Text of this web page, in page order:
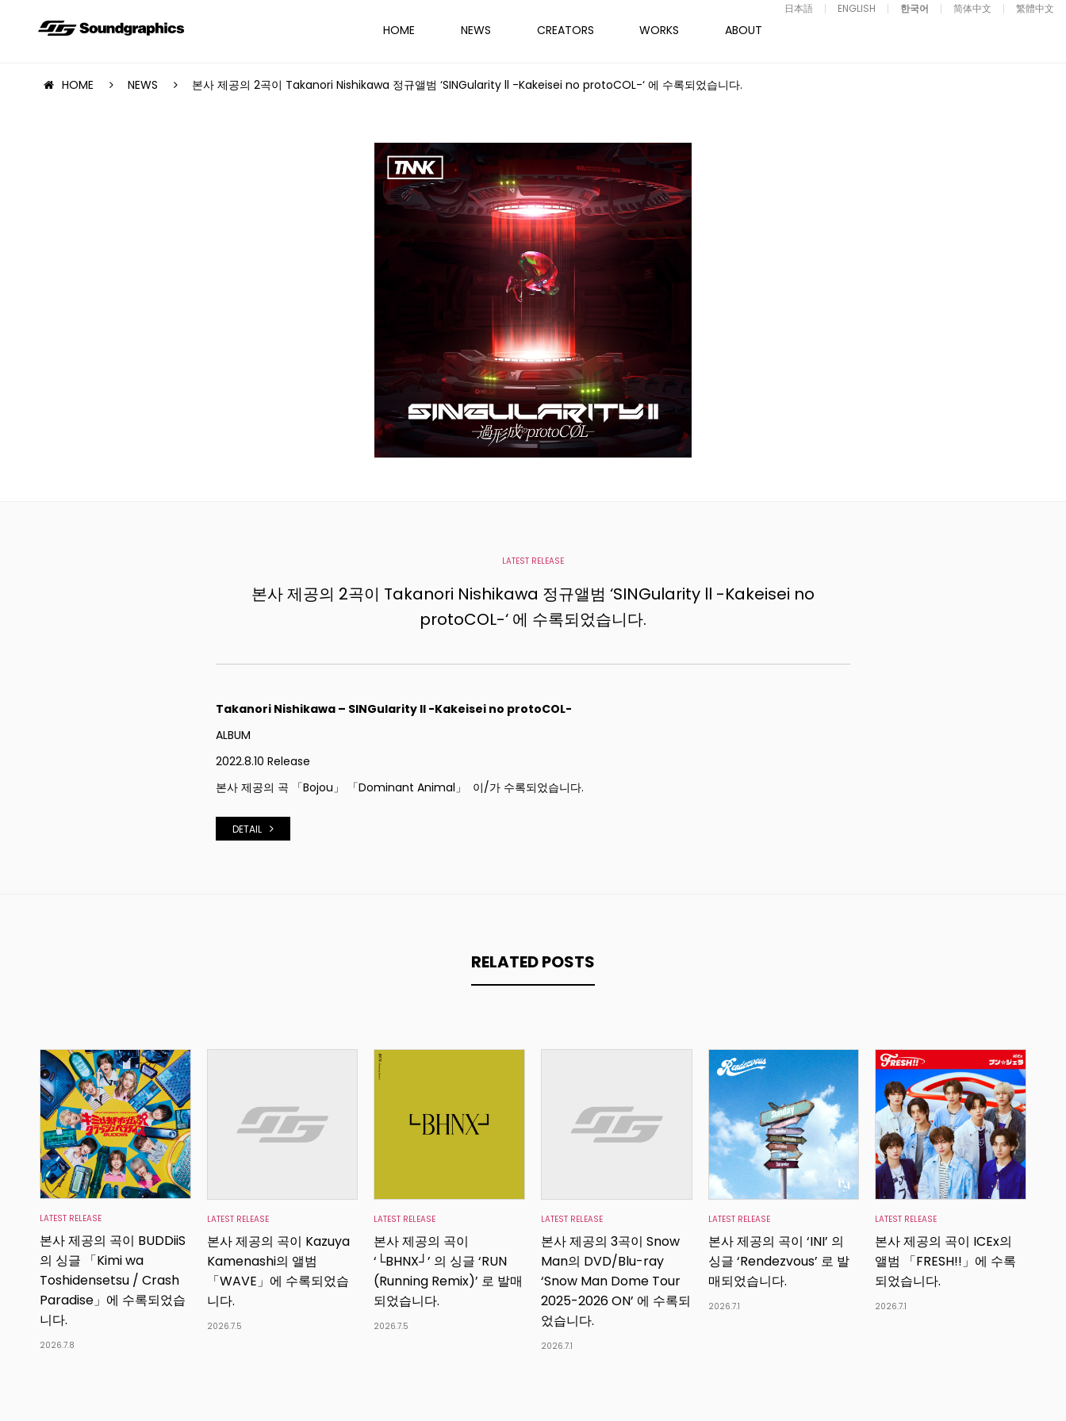
HOME NEWS CREATORS WORKS ABOUT
ENGLISH
日本語 한국어 简体中文 繁體中文
HOME NEWS 본사 제공의 2곡이 Takanori Nishikawa 정규앨범 ‘SINGularity ll -Kakeisei no protoCOL-‘ 에 수록되었습니다.
LATEST RELEASE
본사 제공의 2곡이 Takanori Nishikawa 정규앨범 ‘SINGularity ll -Kakeisei no
protoCOL-‘ 에 수록되었습니다.
Takanori Nishikawa – SINGularity ll -Kakeisei no protoCOL-
ALBUM
2022.8.10 Release
본사 제공의 곡 「Bojou 」 「Dominant Animal 」 이/가 수록되었습니다.
DETAIL
RELATED POSTS
LATEST RELEASE
본사 제공의 곡이 BUDDiiS
의 싱글 「Kimi wa
Toshidensetsu / Crash
Paradise」에 수록되었습
니다.
2026.7.8
LATEST RELEASE
본사 제공의 곡이 Kazuya
Kamenashi의 앨범
「WAVE」에 수록되었습
니다.
2026.7.5
LATEST RELEASE
본사 제공의 곡이
‘└BHNX┘’ 의 싱글 ‘RUN
(Running Remix)’ 로 발매
되었습니다.
2026.7.5
LATEST RELEASE
본사 제공의 3곡이 Snow
Man의 DVD/Blu-ray
‘Snow Man Dome Tour
2025-2026 ON’ 에 수록되
었습니다.
2026.7.1
LATEST RELEASE
본사 제공의 곡이 ‘INI’ 의
싱글 ‘Rendezvous’ 로 발
매되었습니다.
2026.7.1
LATEST RELEASE
본사 제공의 곡이 ICEx의
앨범 「FRESH!!」에 수록
되었습니다.
2026.7.1